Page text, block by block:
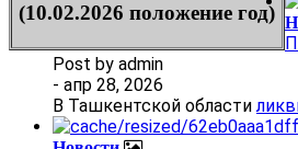
(10.02.2026 положение год)
Post by admin
- апр 28, 2026
В Ташкентской области